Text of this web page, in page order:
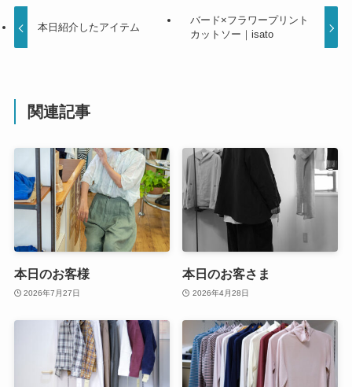
本日紹介したアイテム
バード×フラワープリント
カットソー｜isato
関連記事
本日のお客様
2026年7月27日
本日のお客さま
2026年4月28日